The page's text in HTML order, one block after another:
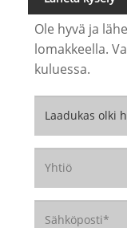
Ole hyvä ja
lomakkeella.
kuluessa.